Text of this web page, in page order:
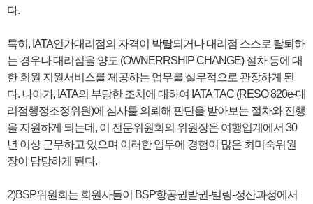
다.
특히, IATA인가대리점의 자격이 박탈되거나 대리점 스스로 탈퇴하
는 경우나 대리점을 양도 (OWNERRSHIP CHANGE) 절차 등에 대
한 회원 지원서비스를 제공하는 업무를 실무적으로 관장하게 된
다. 나아가, IATA의 부당한 조치에 대하여 IATA TAC (RESO 820e-대
리점행정조정위원)에 심사를 의뢰해 판단을 받아보는 절차와 진행
을 지원하게 되는데, 이 전문위원회의 위원장은 여행업계에서 30
년 이상 근무하고 있으며 이러한 업무에 경험이 많은 최미숙위원
장이 담당하게 된다.
2)BSP위원회는 회원사들이 BSP항공권발권-빌링-정산과정에서